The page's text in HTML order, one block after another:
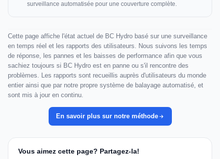
surveillance automatisée pour une couverture complète.
Cette page affiche l'état actuel de BC Hydro basé sur une surveillance
en temps réel et les rapports des utilisateurs. Nous suivons les temps
de réponse, les pannes et les baisses de performance afin que vous
sachiez toujours si BC Hydro est en panne ou s'il rencontre des
problèmes. Les rapports sont recueillis auprès d'utilisateurs du monde
entier ainsi que par notre propre système de balayage automatisé, et
sont mis à jour en continu.
En savoir plus sur notre méthode
Vous aimez cette page? Partagez-la!